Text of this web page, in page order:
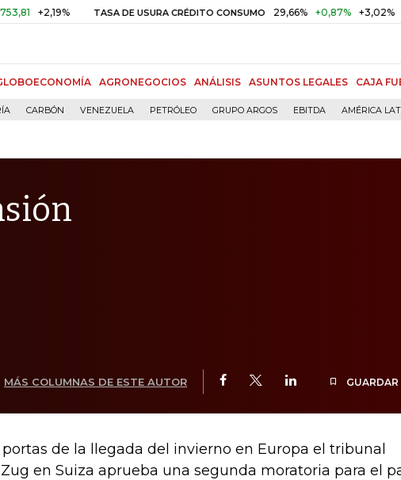
TASA DE USURA CRÉDITO CONSUMO 29,66% +0,87% +3,02% DTF
AGRONEGOCIOS ANÁLISIS ASUNTOS LEGALES CAJA
CARBÓN VENEZUELA PETRÓLEO GRUPO ARGOS EBITDA AMÉRICA
MÁS COLUMNAS DE ESTE AUTOR GUARDAR
de la llegada del invierno en Europa el tribunal
en Suiza aprueba una segunda moratoria para el